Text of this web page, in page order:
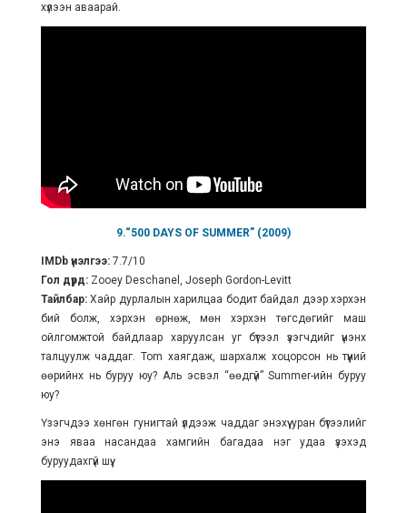
хүлээн аваарай.
9.“500 DAYS OF SUMMER” (2009)
IMDb үнэлгээ: 7.7/10
Гол дүрд: Zooey Deschanel, Joseph Gordon-Levitt
Тайлбар:Хайр дурлалын харилцаа бодит байдал дээр хэрхэн
бий болж, хэрхэн өрнөж, мөн хэрхэн төгсдөгийг маш
ойлгомжтой байдлаар харуулсан уг бүтээл үзэгчдийг үнэнхүү
талцуулж чаддаг. Tom хаягдаж, шархалж хоцорсон нь түүний
өөрийнх нь буруу юу? Аль эсвэл “өөдгүй” Summer-ийн буруу
юу?
Үзэгчдээ хөнгөн гунигтай үлдээж чаддаг энэхүү уран бүтээлийг
энэ яваа насандаа хамгийн багадаа нэг удаа үзэхэд
буруудахгүй шүү.